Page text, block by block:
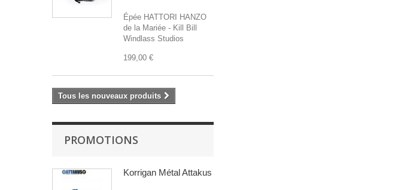
Épée HATTORI HANZO
de la Mariée - Kill Bill
Windlass Studios
199,00 €
Tous les nouveaux produits
PROMOTIONS
Korrigan Métal Attakus